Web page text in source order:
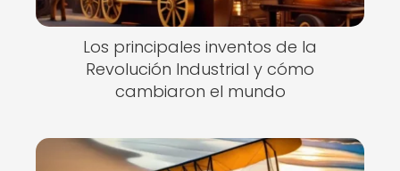
Los principales inventos de la
Revolución Industrial y cómo
cambiaron el mundo